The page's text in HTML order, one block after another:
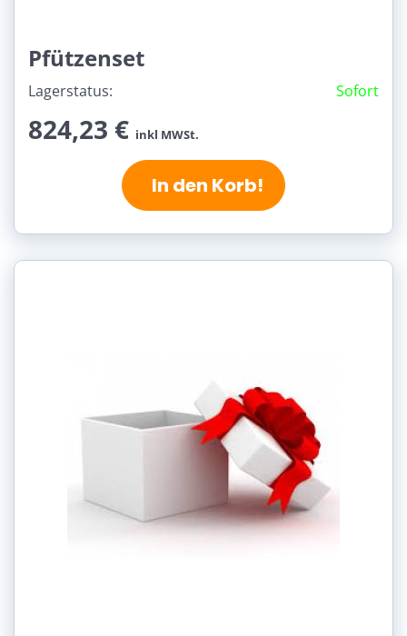
Pfützenset
Lagerstatus: Sofort
824,23 € inkl MWSt.
In den Korb!